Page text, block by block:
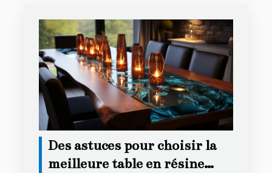
Des astuces pour choisir la
meilleure table en résine